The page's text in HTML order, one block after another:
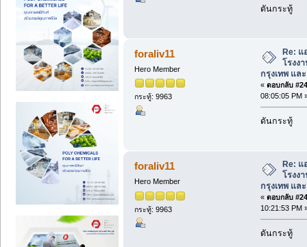
ดันกระทู้
foraliv11
Hero Member
กระทู้: 9963
Re: แ
โรงง
กรุงเทพ แล
« ตอบกลับ
08:05:05 PM
ดันกระทู้
foraliv11
Hero Member
กระทู้: 9963
Re: แ
โรงง
กรุงเทพ แล
« ตอบกลับ
10:21:53 PM
ดันกระทู้